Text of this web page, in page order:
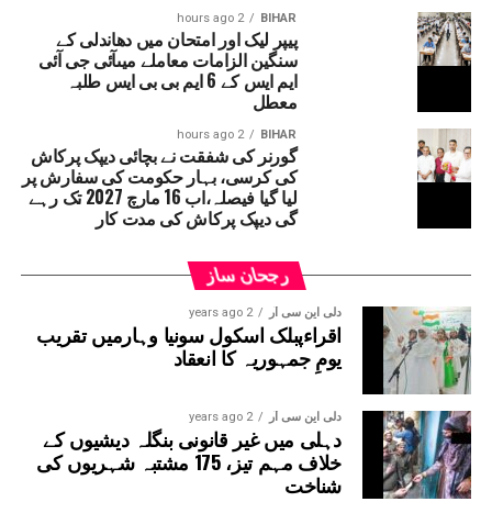
BIHAR
2 hours ago
پیپر لیک اور امتحان میں دھاندلی کے
سنگین الزامات معاملے میںآئی جی آئی
ایم ایس کے 6 ایم بی بی ایس طلبہ
معطل
BIHAR
2 hours ago
گورنر کی شفقت نے بچائی دیپک پرکاش
کی کرسی، بہار حکومت کی سفارش پر
لیا گیا فیصلہ،اب 16 مارچ 2027 تک رہے
گی دیپک پرکاش کی مدت کار
رجحان ساز
دلی این سی آر 2 years ago
اقراءپبلک اسکول سونیا وہارمیں تقریب
یومِ جمہوریہ کا انعقاد
دلی این سی آر 2 years ago
دہلی میں غیر قانونی بنگلہ دیشیوں کے
خلاف مہم تیز، 175 مشتبہ شہریوں کی
شناخت